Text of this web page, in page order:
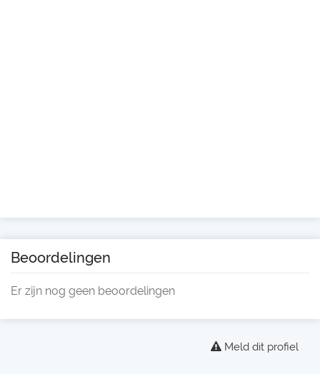
Beoordelingen
Er zijn nog geen beoordelingen
Meld dit profiel